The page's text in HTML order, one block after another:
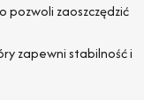
pozwoli zaoszczędzić
zapewni stabilność i